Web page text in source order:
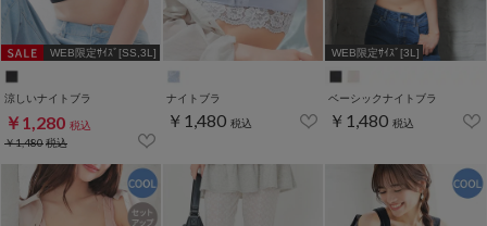
WEB限定ｻｲｽﾞ[SS,3L]
涼しいナイトブラ
￥1,280 税込
￥1,480税込
ナイトブラ
￥1,480 税込
WEB限定ｻｲｽﾞ[3L]
ベーシックナイトブラ
￥1,480 税込